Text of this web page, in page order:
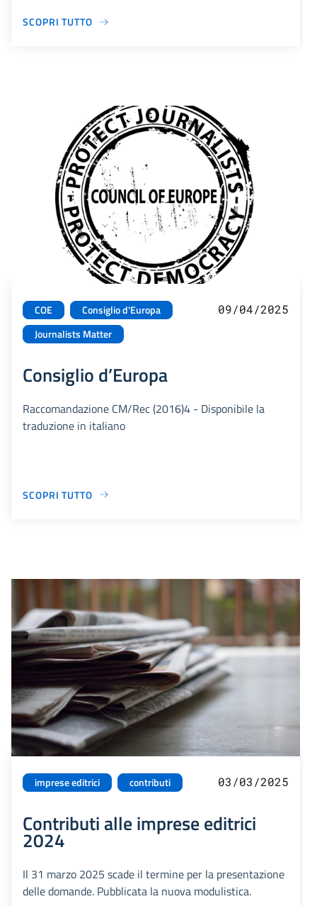
SCOPRI TUTTO
COE
Consiglio d'Europa
Journalists Matter
09/04/2025
Consiglio d’Europa
Raccomandazione CM/Rec (2016)4 - Disponibile la
traduzione in italiano
SCOPRI TUTTO
imprese editrici contributi 03/03/2025
Contributi alle imprese editrici
2024
Il 31 marzo 2025 scade il termine per la presentazione
delle domande. Pubblicata la nuova modulistica.